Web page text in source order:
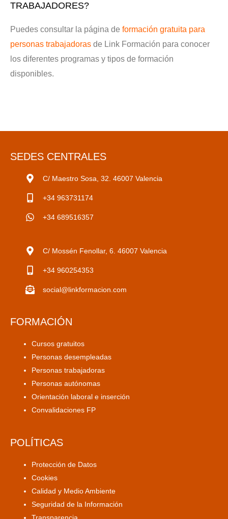
TRABAJADORES?
Puedes consultar la página de formación gratuita para
personas trabajadoras de Link Formación para conocer
los diferentes programas y tipos de formación
disponibles.
SEDES CENTRALES
C/ Maestro Sosa, 32. 46007 Valencia
+34 963731174
+34 689516357
C/ Mossén Fenollar, 6. 46007 Valencia
+34 960254353
social@linkformacion.com
FORMACIÓN
Cursos gratuitos
Personas desempleadas
Personas trabajadoras
Personas autónomas
Orientación laboral e inserción
Convalidaciones FP
POLÍTICAS
Protección de Datos
Cookies
Calidad y Medio Ambiente
Seguridad de la Información